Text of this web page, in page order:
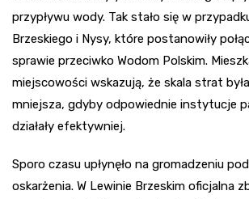
przypływu wody. Tak stało się w
Brzeskiego i Nysy, które postanowiły
sprawie przeciwko Wodom Polskim.
miejscowości wskazują, że skala strat
mniejsza, gdyby odpowiednie instytucje
działały efektywniej.
Sporo czasu upłynęło na gromadzeniu
oskarżenia. W Lewinie Brzeskim oficjalna